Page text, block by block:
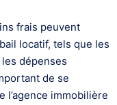
frais peuvent
locatif, tels que les
dépenses
de se
l’agence immobilière